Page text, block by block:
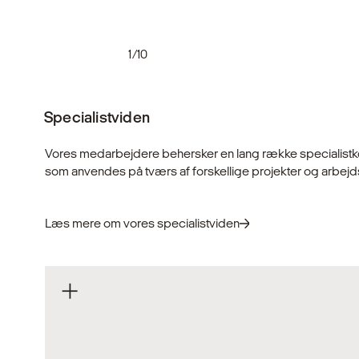
1/10
Specialistviden
Vores medarbejdere behersker en lang række
som anvendes på tværs af forskellige projekter og
Læs mere om vores specialistviden